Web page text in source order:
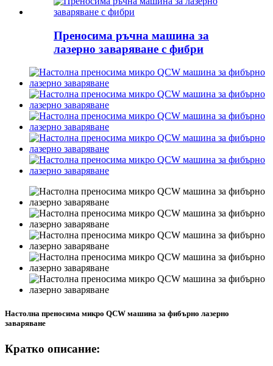
Преносима ръчна машина за
лазерно заваряване с фибри
Настолна преносима микро QCW машина за фибърно лазерно
заваряване
Кратко описание: